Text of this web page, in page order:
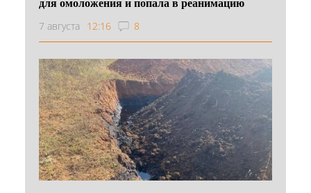
7 августа 12:16 8